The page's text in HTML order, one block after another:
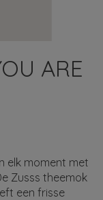
ARE
elk moment met
Zusss theemok
een frisse